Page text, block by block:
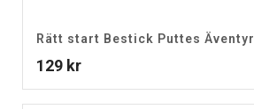
Rätt start Bestick Puttes Äventyr
129 kr